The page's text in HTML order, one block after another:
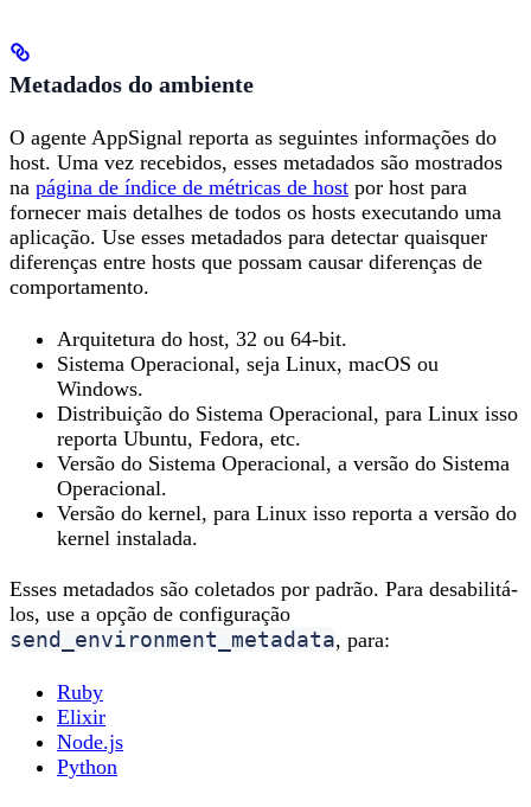
Metadados do ambiente
O agente AppSignal reporta as seguintes informações do
host. Uma vez recebidos, esses metadados são mostrados
na página de índice de métricas de host por host para
fornecer mais detalhes de todos os hosts executando uma
aplicação. Use esses metadados para detectar quaisquer
diferenças entre hosts que possam causar diferenças de
comportamento.
Arquitetura do host, 32 ou 64-bit.
Sistema Operacional, seja Linux, macOS ou
Windows.
Distribuição do Sistema Operacional, para Linux isso
reporta Ubuntu, Fedora, etc.
Versão do Sistema Operacional, a versão do Sistema
Operacional.
Versão do kernel, para Linux isso reporta a versão do
kernel instalada.
Esses metadados são coletados por padrão. Para desabilitá-
los, use a opção de configuração
send_environment_metadata, para:
Ruby
Elixir
Node.js
Python